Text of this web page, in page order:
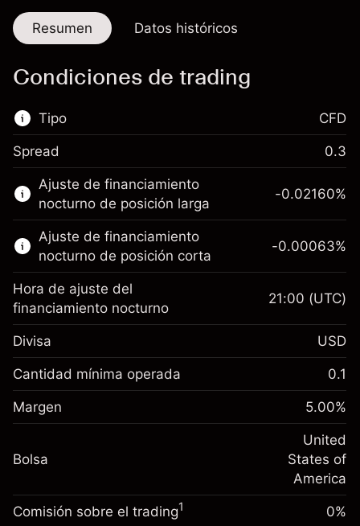
Resumen Datos históricos
Condiciones de trading
Tipo
Este mercado financiero está disponible para
hacer trading con CFD.
Obtén más información sobre:
CFD
CFD
Spread 0.3
Ajuste de financiamiento
nocturno de posición larga
$1,000.00
Ajuste de financiamiento
nocturno
Cargos por el valor total de la
posición
%
(-$4.32)
Tamaño de la operación con apalancamiento
~$20,000.00
$19,000.00
-0.02160%
Ajuste de financiamiento
nocturno de posición corta
Margen. Tu inversión
$1,000.00
Ajuste de financiamiento
-0.000626
%
(-$0.13)
Tamaño de la operación con apalancamiento
~$20,000.00
-0.00063%
Hora de ajuste del
financiamiento nocturno
21:00 (UTC)
Divisa USD
Cantidad mínima operada 0.1
Margen 5.00%
Bolsa
United
States of
America
Comisión sobre el trading1 0%